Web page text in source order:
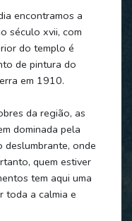
encontramos a
século xvii, com
do templo é
de pintura do
em 1910.
da região, as
dominada pela
deslumbrante, onde
quem estiver
tem aqui uma
toda a calmia e